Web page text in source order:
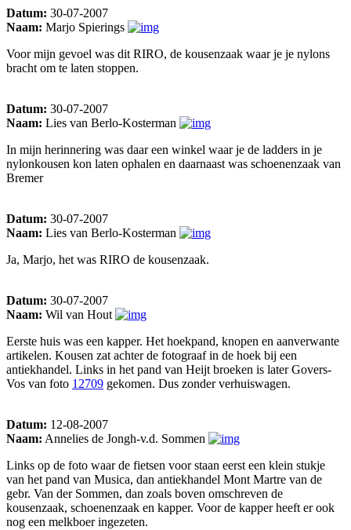
Datum: 30-07-2007
Naam: Marjo Spierings
Voor mijn gevoel was dit RIRO, de kousenzaak waar je je nylons
bracht om te laten stoppen.
Datum: 30-07-2007
Naam: Lies van Berlo-Kosterman
In mijn herinnering was daar een winkel waar je de ladders in je
nylonkousen kon laten ophalen en daarnaast was schoenenzaak van
Bremer
Datum: 30-07-2007
Naam: Lies van Berlo-Kosterman
Ja, Marjo, het was RIRO de kousenzaak.
Datum: 30-07-2007
Naam: Wil van Hout
Eerste huis was een kapper. Het hoekpand, knopen en aanverwante
artikelen. Kousen zat achter de fotograaf in de hoek bij een
antiekhandel. Links in het pand van Heijt broeken is later Govers-
Vos van foto 12709 gekomen. Dus zonder verhuiswagen.
Datum: 12-08-2007
Naam: Annelies de Jongh-v.d. Sommen
Links op de foto waar de fietsen voor staan eerst een klein stukje
van het pand van Musica, dan antiekhandel Mont Martre van de
gebr. Van der Sommen, dan zoals boven omschreven de
kousenzaak, schoenenzaak en kapper. Voor de kapper heeft er ook
nog een melkboer ingezeten.